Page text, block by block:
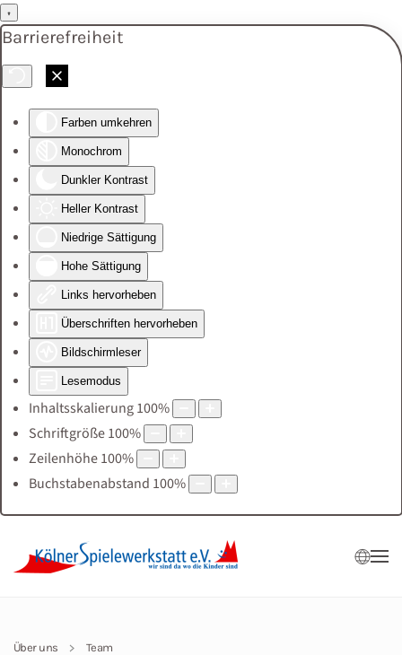
Barrierefreiheit
Farben umkehren
Monochrom
Dunkler Kontrast
Heller Kontrast
Niedrige Sättigung
Hohe Sättigung
Links hervorheben
Überschriften hervorheben
Bildschirmleser
Lesemodus
Inhaltsskalierung100%
Schriftgröße100%
Zeilenhöhe100%
Buchstabenabstand 100%
Über uns Team